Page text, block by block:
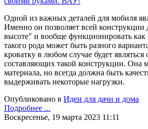
Одной из важных деталей для мобиля
Именно он позволяет всей конструкции
высоте" и вообще функционировать как
такого рода может быть разного
кроватку в любом случае будет
составляющих такой конструкции. Она
материала, но всегда должна быть
выдерживать некоторые нагрузки.
Опубликовано в Идеи для дачи и дома
Подробнее ...
Воскресенье, 19 марта 2023 11:11